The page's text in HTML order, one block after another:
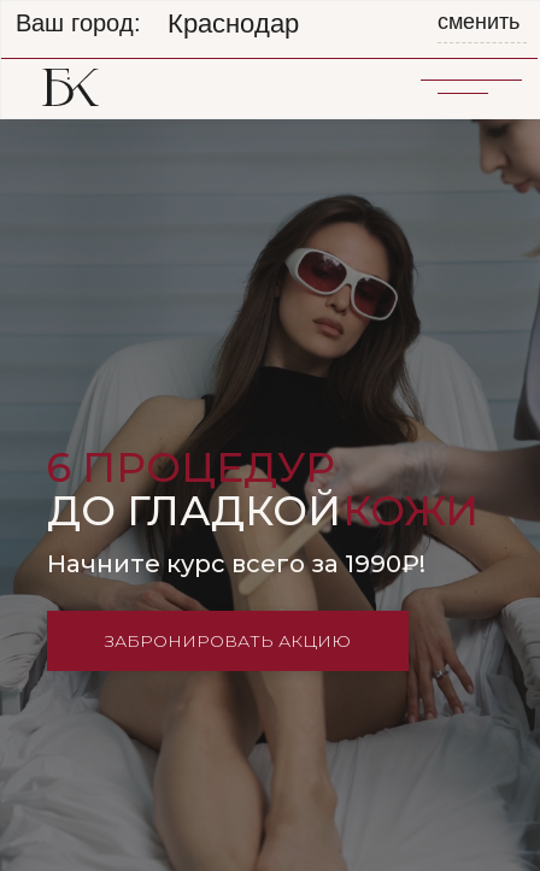
Ваш город: Краснодар
КОЖИ
ДО ГЛАДКОЙ
6 ПРОЦЕДУР
Начните курс всего за 1990₽!
ЗАБРОНИРОВАТЬ АКЦИЮ